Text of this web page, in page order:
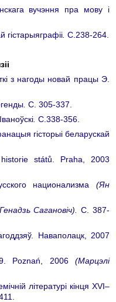
вучэння пра мову і
гістарыяграфіі С.238-264.
з нагоды новай працы Э.
С. 305-337.
.С.338-356.
гісторыі беларускай
států. Praha, 2003
национализма (Ян
Сагановіч)
С. 387-
Наваполацк, 2007
Poznań, 2006 (Марцэлі
літературі кінця ХVI–